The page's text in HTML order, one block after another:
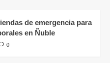
de emergencia para
en Ñuble
0